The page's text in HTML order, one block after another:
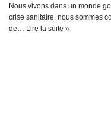
Nous vivons dans un monde
crise sanitaire, nous sommes
de… Lire la suite »